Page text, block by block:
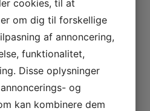
cookies, til at
om dig til forskellige
af annoncering,
funktionalitet,
Disse oplysninger
og
kan kombinere dem